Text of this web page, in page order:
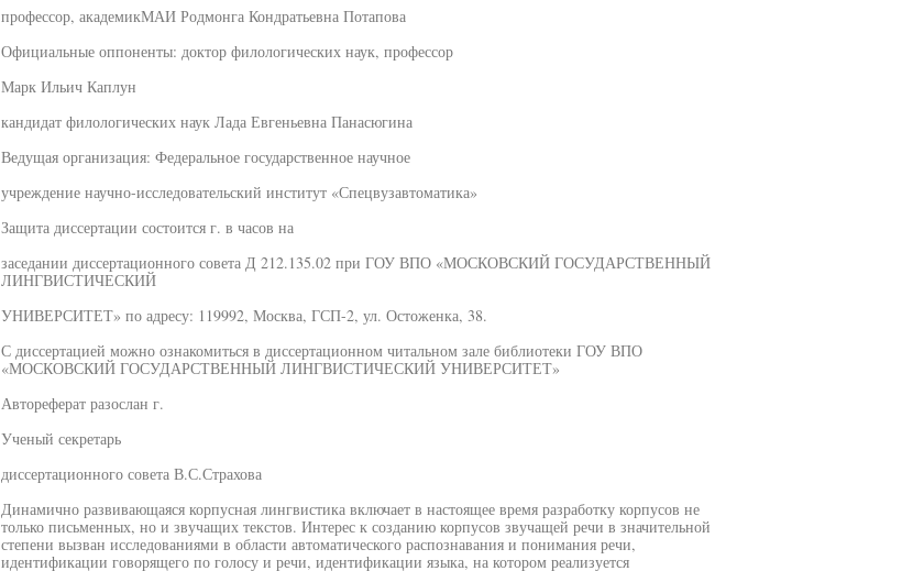
профессор, академикМАИ Родмонга Кондратьевна Потапова
Официальные оппоненты: доктор филологических наук, профессор
Марк Ильич Каплун
кандидат филологических наук Лада Евгеньевна Панасюгина
Ведущая организация: Федеральное государственное научное
учреждение научно-исследовательский институт «Спецвузавтоматика»
Защита диссертации состоится г. в часов на
заседании диссертационного совета Д 212.135.02 при ГОУ ВПО «МОСКОВСКИЙ ГОСУДАРСТВЕННЫЙ
ЛИНГВИСТИЧЕСКИЙ
УНИВЕРСИТЕТ» по адресу: 119992, Москва, ГСП-2, ул. Остоженка, 38.
С диссертацией можно ознакомиться в диссертационном читальном зале библиотеки ГОУ ВПО
«МОСКОВСКИЙ ГОСУДАРСТВЕННЫЙ ЛИНГВИСТИЧЕСКИЙ УНИВЕРСИТЕТ»
Автореферат разослан г.
Ученый секретарь
диссертационного совета В.С.Страхова
Динамично развивающаяся корпусная лингвистика включает в настоящее время разработку корпусов не
только письменных, но и звучащих текстов. Интерес к созданию корпусов звучащей речи в значительной
степени вызван исследованиями в области автоматического распознавания и понимания речи,
идентификации говорящего по голосу и речи, идентификации языка, на котором реализуется